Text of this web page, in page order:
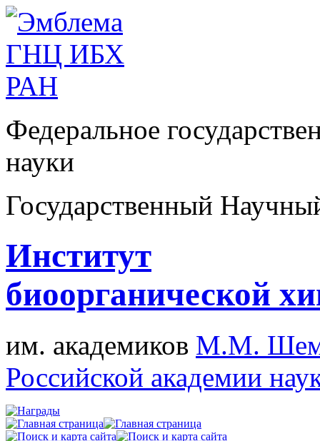
Федеральное
науки
Государственный
Институт
биоорганической
им. академиков М.М.
Российской академии